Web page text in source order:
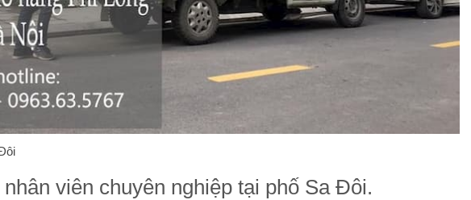
viên chuyên nghiệp tại phố Sa Đôi.